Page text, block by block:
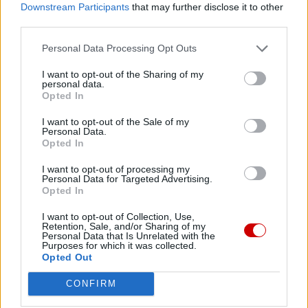
Downstream Participants that may further disclose it to other
Personal Data Processing Opt Outs
I want to opt-out of the Sharing of my
personal data.
Opted In
I want to opt-out of the Sale of my
Personal Data.
Opted In
I want to opt-out of processing my
Personal Data for Targeted Advertising.
Opted In
I want to opt-out of Collection, Use,
Retention, Sale, and/or Sharing of my
Personal Data that Is Unrelated with the
Purposes for which it was collected.
Opted Out
CONFIRM
W tym sensie pragnę podziękować za słowa Księdza
Biskupa Eloya, a wraz z nimi – za świadectwo Kościoła,
który – choć dysponuje skromnymi środkami – chce „iść z
tymi, którzy idą”. Dziękuję diecezjalnej Caritas,
Diecezjalnej Delegaturze ds. Migracji, parafiom oraz tak
wychodzą poza pierwszą pomoc i towarzyszą procesom
ochrony, promocji i integracji. Dziękuję za to, że
wsparcie, mógł stać się – jak przypomniała nam Thalia –
mostem dla innych, odwzajemniając otrzymaną miłość.
Gdy ten, kto potrzebował wyciągniętej ręki, sam zaczyna
ją podawać, otrzymana miłość przemienia się we
wspólną odpowiedzialność.
Jednocześnie nie możemy zapominać o tak wielu
migrantach, którzy przybyli z Ameryki Łacińskiej, z Filipin i